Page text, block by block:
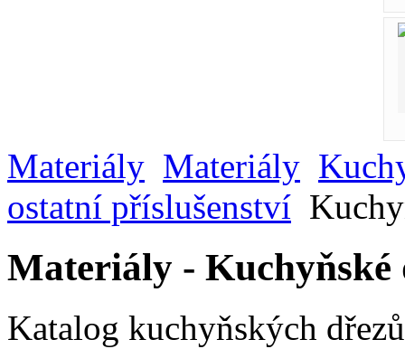
Materiály Materiály
ostatní příslušenství
Materiály - Kuchyňské
Katalog kuchyňských